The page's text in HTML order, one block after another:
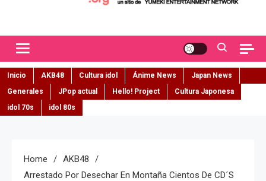
Inicio AKB48 Cultura idol Ánime News
Japan News
Generales
JPop actual Hello! Project
Cultura Japonesa
idol 70s
idol 80s
Home
AKB48
Arrestado Por Desechar En Montaña Cientos De CD´s